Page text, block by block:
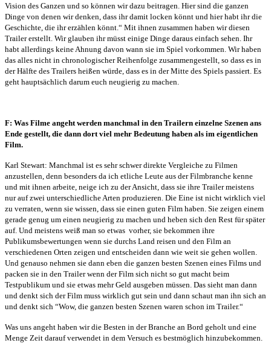
Vision des Ganzen und so können wir dazu beitragen. Hier sind die ganzen
Dinge von denen wir denken, dass ihr damit locken könnt und hier habt ihr die
Geschichte, die ihr erzählen könnt.“ Mit ihnen zusammen haben wir diesen
Trailer erstellt. Wir glauben ihr müsst einige Dinge daraus einfach sehen. Ihr
habt allerdings keine Ahnung davon wann sie im Spiel vorkommen. Wir haben
das alles nicht in chronologischer Reihenfolge zusammengestellt, so dass es in
der Hälfte des Trailers heißen würde, dass es in der Mitte des Spiels passiert. Es
geht hauptsächlich darum euch neugierig zu machen.
F: Was Filme angeht werden manchmal in den Trailern einzelne Szenen ans
Ende gestellt, die dann dort viel mehr Bedeutung haben als im eigentlichen
Film.
Karl Stewart: Manchmal ist es sehr schwer direkte Vergleiche zu Filmen
anzustellen, denn besonders da ich etliche Leute aus der Filmbranche kenne
und mit ihnen arbeite, neige ich zu der Ansicht, dass sie ihre Trailer meistens
nur auf zwei unterschiedliche Arten produzieren. Die Eine ist nicht wirklich viel
zu verraten, wenn sie wissen, dass sie einen guten Film haben. Sie zeigen einem
gerade genug um einen neugierig zu machen und heben sich den Rest für später
auf. Und meistens weiß man so etwas vorher, sie bekommen ihre
Publikumsbewertungen wenn sie durchs Land reisen und den Film an
verschiedenen Orten zeigen und entscheiden dann wie weit sie gehen wollen.
Und genauso nehmen sie dann eben die ganzen besten Szenen eines Films und
packen sie in den Trailer wenn der Film sich nicht so gut macht beim
Testpublikum und sie etwas mehr Geld ausgeben müssen. Das sieht man dann
und denkt sich der Film muss wirklich gut sein und dann schaut man ihn sich an
und denkt sich “Wow, die ganzen besten Szenen waren schon im Trailer.“
Was uns angeht haben wir die Besten in der Branche an Bord geholt und eine
Menge Zeit darauf verwendet in dem Versuch es bestmöglich hinzubekommen.